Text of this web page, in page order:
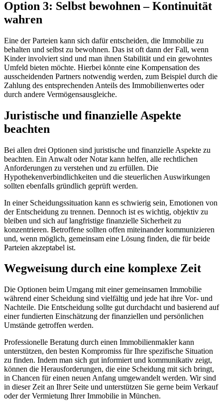
Option 3: Selbst bewohnen – Kontinuität
wahren
Eine der Parteien kann sich dafür entscheiden, die Immobilie zu
behalten und selbst zu bewohnen. Das ist oft dann der Fall, wenn
Kinder involviert sind und man ihnen Stabilität und ein gewohntes
Umfeld bieten möchte. Hierbei könnte eine Kompensation des
ausscheidenden Partners notwendig werden, zum Beispiel durch die
Zahlung des entsprechenden Anteils des Immobilienwertes oder
durch andere Vermögensausgleiche.
Juristische und finanzielle Aspekte
beachten
Bei allen drei Optionen sind juristische und finanzielle Aspekte zu
beachten. Ein Anwalt oder Notar kann helfen, alle rechtlichen
Anforderungen zu verstehen und zu erfüllen. Die
Hypothekenverbindlichkeiten und die steuerlichen Auswirkungen
sollten ebenfalls gründlich geprüft werden.
In einer Scheidungssituation kann es schwierig sein, Emotionen von
der Entscheidung zu trennen. Dennoch ist es wichtig, objektiv zu
bleiben und sich auf langfristige finanzielle Sicherheit zu
konzentrieren. Betroffene sollten offen miteinander kommunizieren
und, wenn möglich, gemeinsam eine Lösung finden, die für beide
Parteien akzeptabel ist.
Wegweisung durch eine komplexe Zeit
Die Optionen beim Umgang mit einer gemeinsamen Immobilie
während einer Scheidung sind vielfältig und jede hat ihre Vor- und
Nachteile. Die Entscheidung sollte gut durchdacht und basierend auf
einer fundierten Einschätzung der finanziellen und persönlichen
Umstände getroffen werden.
Professionelle Beratung durch einen Immobilienmakler kann
unterstützen, den besten Kompromiss für Ihre spezifische Situation
zu finden. Indem man sich gut informiert und kommunikativ zeigt,
können die Herausforderungen, die eine Scheidung mit sich bringt,
in Chancen für einen neuen Anfang umgewandelt werden. Wir sind
in dieser Zeit an Ihrer Seite und unterstützen Sie gerne beim Verkauf
oder der Vermietung Ihrer Immobilie in München.